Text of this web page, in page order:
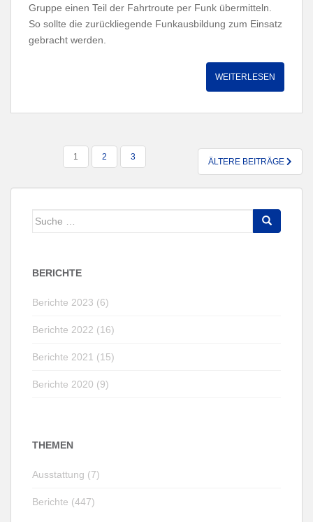
Gruppe einen Teil der Fahrtroute per Funk übermitteln.
So sollte die zurückliegende Funkausbildung zum Einsatz
gebracht werden.
WEITERLESEN
SEITENNUMMERIERUNG
BEITRÄGE
1 2 3 ÄLTERE BEITRÄGE
Suche
BERICHTE
Berichte 2023 (6)
Berichte 2022 (16)
Berichte 2021 (15)
Berichte 2020 (9)
THEMEN
Ausstattung (7)
Berichte (447)